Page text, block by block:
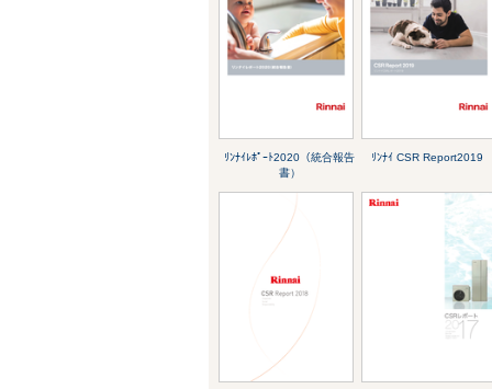
ﾘﾝﾅｲﾚﾎﾟｰﾄ2020（統合報告
書）
ﾘﾝﾅｲ CSR Report2019